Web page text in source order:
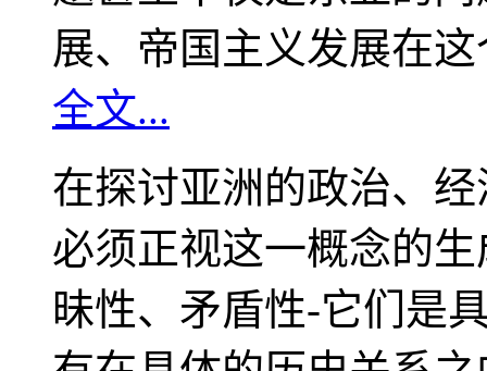
展、帝国主义发展在
全文...
在探讨亚洲的政治、
必须正视这一概念的
昧性、矛盾性-它们是